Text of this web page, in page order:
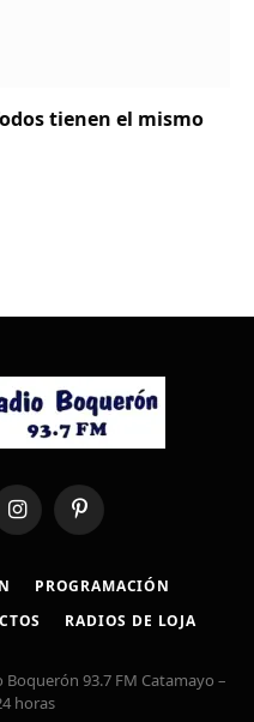
tienen el mismo
InstagramPinterest
PROGRAMACIÓN
RADIOS DE LOJA
Boquerón 93.7 FM Catamayo –
horas